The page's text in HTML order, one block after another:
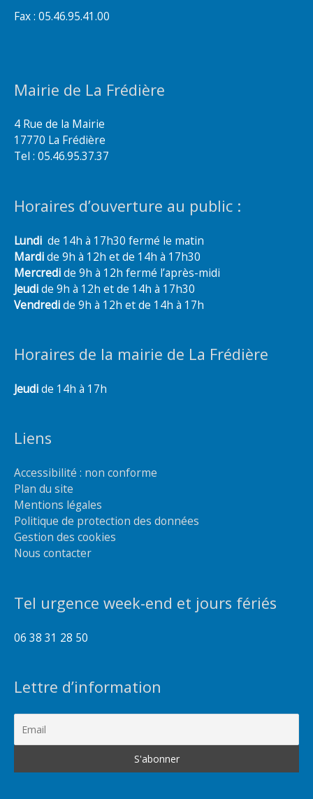
Fax : 05.46.95.41.00
Mairie de La Frédière
4 Rue de la Mairie
17770 La Frédière
Tel : 05.46.95.37.37
Horaires d’ouverture au public :
Lundi de 14h à 17h30 fermé le matin
Mardide 9h à 12h et de 14h à 17h30
Mercredide 9h à 12h fermé l’après-midi
Jeudide 9h à 12h et de 14h à 17h30
Vendredide 9h à 12h et de 14h à 17h
Horaires de la mairie de La Frédière
Jeudide 14h à 17h
Liens
Accessibilité : non conforme
Plan du site
Mentions légales
Politique de protection des données
Gestion des cookies
Nous contacter
Tel urgence week-end et jours fériés
06 38 31 28 50
Lettre d’information